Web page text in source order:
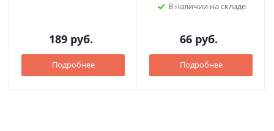
189 руб.
Подробнее
В наличии на складе
66 руб.
Подробнее